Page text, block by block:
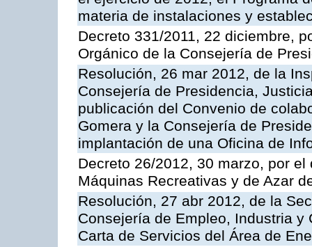
materia de instalaciones y
Decreto 331/2011, 22 diciembre,
Orgánico de la Consejería de
Resolución, 26 mar 2012, de la
Consejería de Presidencia,
publicación del Convenio de
Gomera y la Consejería de
implantación de una Oficina de
Decreto 26/2012, 30 marzo, por
Máquinas Recreativas y de Azar
Resolución, 27 abr 2012, de la
Consejería de Empleo, Industria
Carta de Servicios del Área de